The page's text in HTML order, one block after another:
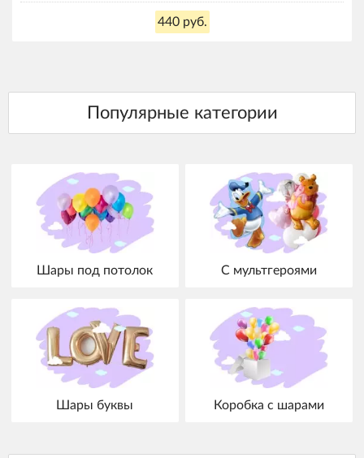
440 руб.
Шары под потолок С мультгероями
Шары буквы Коробка с шарами